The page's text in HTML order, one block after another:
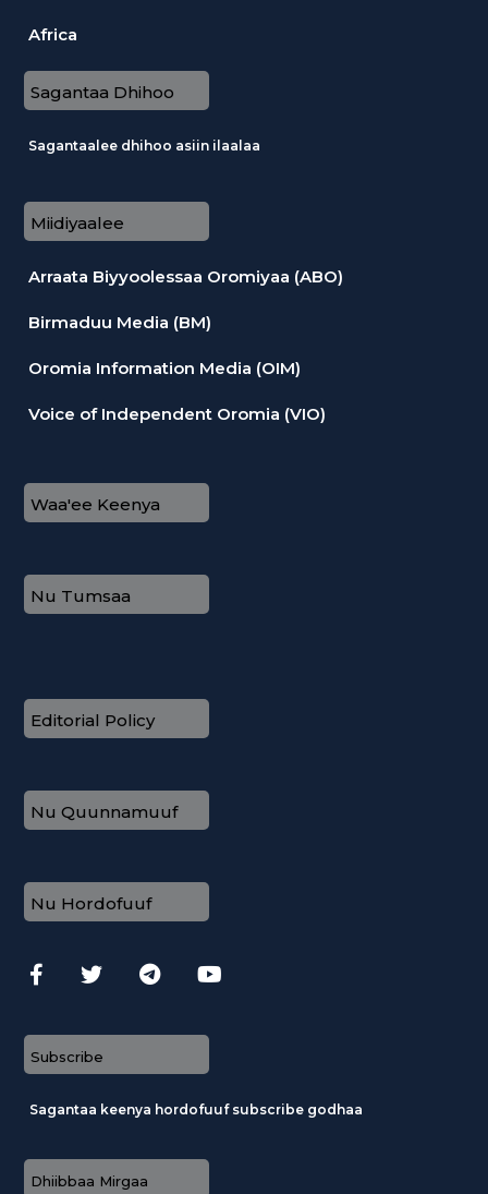
Africa
Sagantaa Dhihoo
Sagantaalee dhihoo asiin ilaalaa
Miidiyaalee
Arraata Biyyoolessaa Oromiyaa (ABO)
Birmaduu Media (BM)
Oromia Information Media (OIM)
Voice of Independent Oromia (VIO)
Waa'ee Keenya
Nu Tumsaa
Editorial Policy
Nu Quunnamuuf
Nu Hordofuuf
Subscribe
Sagantaa keenya hordofuuf subscribe godhaa
Dhiibbaa Mirgaa